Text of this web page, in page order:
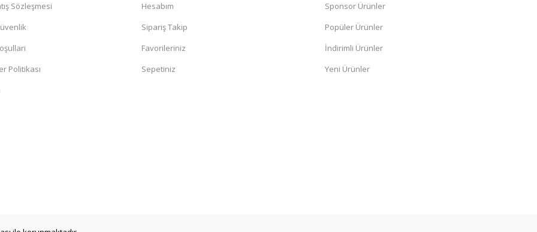
Sözleşmesi
Politikası
Hesabım
Sipariş Takip
Favorileriniz
Sepetiniz
Sponsor Ürünler
Popüler Ürünler
İndirimli Ürünler
Yeni Ürünler